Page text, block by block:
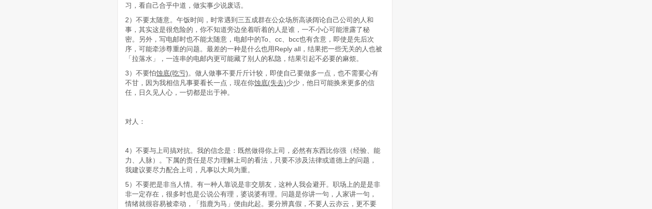
习，看自己合乎中道，做实事少说废话。
2）不要太随意。午饭时间，时常遇到三五成群在公众场所高谈阔论自己公司的人和
事，其实这是很危险的，你不知道旁边坐着听着的人是谁，一不小心可能泄露了秘
密。另外，写电邮时也不能太随意，电邮中的To、cc、bcc也有含意，即使是先后次
序，可能牵涉尊重的问题。最差的一种是什么也用Reply all，结果把一些无关的人也被
「拉落水」，一连串的电邮内更可能藏了别人的私隐，结果引起不必要的麻烦。
3）不要怕蚀底(吃亏)。做人做事不要斤斤计较，即使自己要做多一点，也不需要心有
不甘，因为我相信凡事要看长一点，现在你蚀底(失去)少少，他日可能换来更多的信
任，日久见人心，一切都是出于神。
对人：
4）不要与上司搞对抗。我的信念是：既然做得你上司，必然有东西比你强（经验、能
力、人脉）。下属的责任是尽力理解上司的看法，只要不涉及法律或道德上的问题，
我建议要尽力配合上司，凡事以大局为重。
5）不要把是非当人情。有一种人靠说是非交朋友，这种人我会避开。职场上的是是非
非一定存在，很多时也是公说公有理，婆说婆有理。问题是你讲一句，人家讲一句，
情绪就很容易被牵动，「指鹿为马」便由此起。要分辨真假，不要人云亦云，更不要